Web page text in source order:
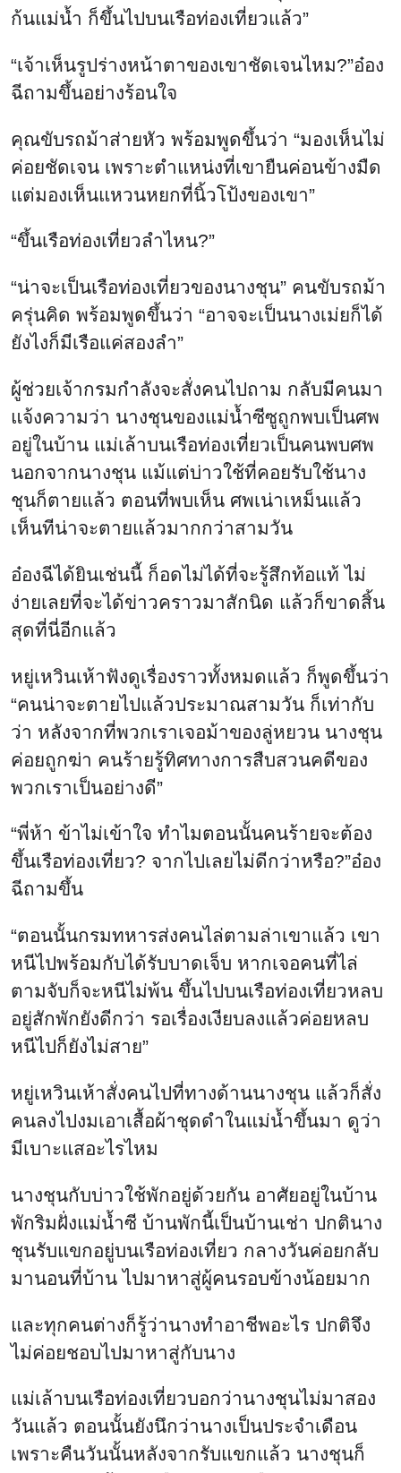
ก้นแม่น้ำ ก็ขึ้นไปบนเรือท่องเที่ยวแล้ว”
“เจ้าเห็นรูปร่างหน้าตาของเขาชัดเจนไหม?”อ๋อง
ฉีถามขึ้นอย่างร้อนใจ
คุณขับรถม้าส่ายหัว พร้อมพูดขึ้นว่า “มองเห็นไม่
ค่อยชัดเจน เพราะตำแหน่งที่เขายืนค่อนข้างมืด
แต่มองเห็นแหวนหยกที่นิ้วโป้งของเขา”
“ขึ้นเรือท่องเที่ยวลำไหน?”
“น่าจะเป็นเรือท่องเที่ยวของนางชุน” คนขับรถม้า
ครุ่นคิด พร้อมพูดขึ้นว่า “อาจจะเป็นนางเม่ยก็ได้
ยังไงก็มีเรือแค่สองลำ”
ผู้ช่วยเจ้ากรมกำลังจะสั่งคนไปถาม กลับมีคนมา
แจ้งความว่า นางชุนของแม่น้ำซีซูถูกพบเป็นศพ
อยู่ในบ้าน แม่เล้าบนเรือท่องเที่ยวเป็นคนพบศพ
นอกจากนางชุน แม้แต่บ่าวใช้ที่คอยรับใช้นาง
ชุนก็ตายแล้ว ตอนที่พบเห็น ศพเน่าเหม็นแล้ว
เห็นทีน่าจะตายแล้วมากกว่าสามวัน
อ๋องฉีได้ยินเช่นนี้ ก็อดไม่ได้ที่จะรู้สึกท้อแท้ ไม่
ง่ายเลยที่จะได้ข่าวคราวมาสักนิด แล้วก็ขาดสิ้น
สุดที่นี่อีกแล้ว
หยู่เหวินเห้าฟังดูเรื่องราวทั้งหมดแล้ว ก็พูดขึ้นว่า
“คนน่าจะตายไปแล้วประมาณสามวัน ก็เท่ากับ
ว่า หลังจากที่พวกเราเจอม้าของลู่หยวน นางชุน
ค่อยถูกฆ่า คนร้ายรู้ทิศทางการสืบสวนคดีของ
พวกเราเป็นอย่างดี”
“พี่ห้า ข้าไม่เข้าใจ ทำไมตอนนั้นคนร้ายจะต้อง
ขึ้นเรือท่องเที่ยว? จากไปเลยไม่ดีกว่าหรือ?”อ๋อง
ฉีถามขึ้น
“ตอนนั้นกรมทหารส่งคนไล่ตามล่าเขาแล้ว เขา
หนีไปพร้อมกับได้รับบาดเจ็บ หากเจอคนที่ไล่
ตามจับก็จะหนีไม่พ้น ขึ้นไปบนเรือท่องเที่ยวหลบ
อยู่สักพักยังดีกว่า รอเรื่องเงียบลงแล้วค่อยหลบ
หนีไปก็ยังไม่สาย”
หยู่เหวินเห้าสั่งคนไปที่ทางด้านนางชุน แล้วก็สั่ง
คนลงไปงมเอาเสื้อผ้าชุดดำในแม่น้ำขึ้นมา ดูว่า
มีเบาะแสอะไรไหม
นางชุนกับบ่าวใช้พักอยู่ด้วยกัน อาศัยอยู่ในบ้าน
พักริมฝั่งแม่น้ำซี บ้านพักนี้เป็นบ้านเช่า ปกตินาง
ชุนรับแขกอยู่บนเรือท่องเที่ยว กลางวันค่อยกลับ
มานอนที่บ้าน ไปมาหาสู่ผู้คนรอบข้างน้อยมาก
และทุกคนต่างก็รู้ว่านางทำอาชีพอะไร ปกติจึง
ไม่ค่อยชอบไปมาหาสู่กับนาง
แม่เล้าบนเรือท่องเที่ยวบอกว่านางชุนไม่มาสอง
วันแล้ว ตอนนั้นยังนึกว่านางเป็นประจำเดือน
เพราะคืนวันนั้นหลังจากรับแขกแล้ว นางชุนก็